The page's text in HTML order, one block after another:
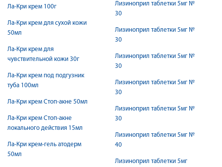
Ла-Кри крем 100г
Ла-Кри крем для сухой кожи
50мл
Ла-Кри крем для
чувствительной кожи 30г
Ла-Кри крем под подгузник
туба 100мл
Ла-Кри крем Стоп-акне 50мл
Ла-Кри крем Стоп-акне
локального действия 15мл
Ла-Кри крем-гель атодерм
50мл
Лизиноприл таблетки 5мг №
30
Лизиноприл таблетки 5мг №
30
Лизиноприл таблетки 5мг №
30
Лизиноприл таблетки 5мг №
30
Лизиноприл таблетки 5мг №
30
Лизиноприл таблетки 5мг №
40
Лизиноприл таблетки 5мг